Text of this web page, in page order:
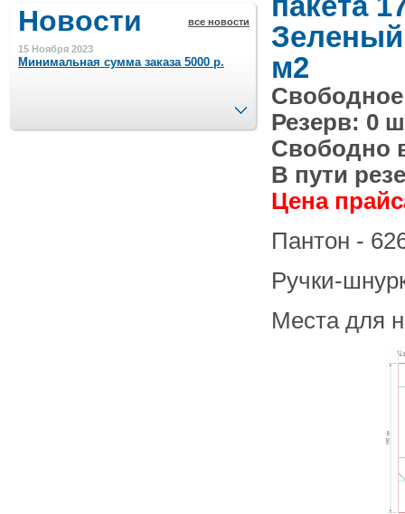
Новости все новости
15 Ноября 2023
Минимальная сумма заказа 5000 р.
Шляпные коробочки производим
След.
Зеленый
м2
Свободное
Резерв: 0
Свободно
В пути
Цена
Пантон -
Ручки-
Места для